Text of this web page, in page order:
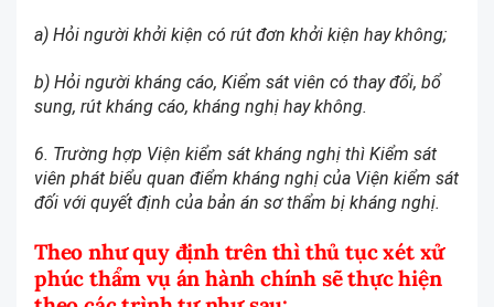
a) Hỏi người khởi kiện có rút đơn khởi kiện hay không;
b) Hỏi người kháng cáo, Kiểm sát viên có thay đổi, bổ
sung, rút kháng cáo, kháng nghị hay không.
6. Trường hợp Viện kiểm sát kháng nghị thì Kiểm sát
viên phát biểu quan điểm kháng nghị của Viện kiểm sát
đối với quyết định của bản án sơ thẩm bị kháng nghị.
Theo như quy định trên thì thủ tục xét xử
phúc thẩm vụ án hành chính sẽ thực hiện